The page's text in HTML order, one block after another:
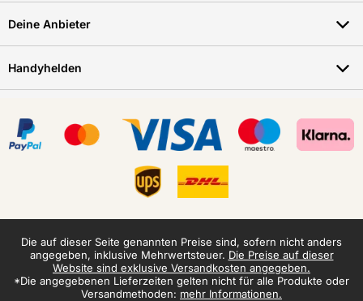
Deine Anbieter
Handyhelden
Die auf dieser Seite genannten Preise sind, sofern nicht anders
angegeben, inklusive Mehrwertsteuer. Die Preise auf dieser
Website sind exklusive Versandkosten angegeben.
*Die angegebenen Lieferzeiten gelten nicht für alle Produkte oder
Versandmethoden: mehr Informationen.